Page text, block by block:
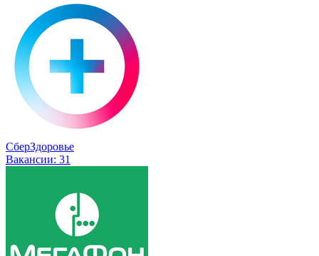
СберЗдоровье
Вакансии: 31